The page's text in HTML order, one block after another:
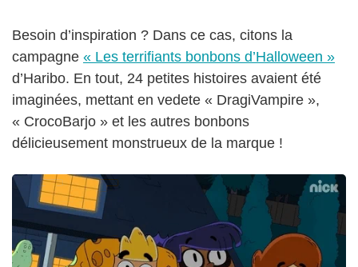
Besoin d’inspiration ? Dans ce cas, citons la
campagne « Les terrifiants bonbons d’Halloween »
d’Haribo. En tout, 24 petites histoires avaient été
imaginées, mettant en vedete « DragiVampire »,
« CrocoBarjo » et les autres bonbons
délicieusement monstrueux de la marque !